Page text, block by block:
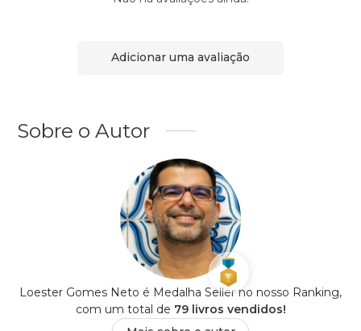
Adicionar uma avaliação
Sobre o Autor
Loester Gomes Neto é Medalha Seller no nosso Ranking,
com um total de 79 livros vendidos!